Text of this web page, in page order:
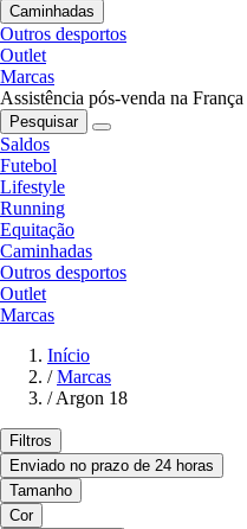
Caminhadas
Outros desportos
Outlet
Marcas
Assistência pós-venda na França
Pesquisar
Saldos
Futebol
Lifestyle
Running
Equitação
Caminhadas
Outros desportos
Outlet
Marcas
Início
/ Marcas
/ Argon 18
Filtros
Enviado no prazo de 24 horas
Tamanho
Cor